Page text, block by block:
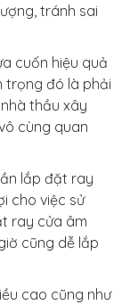
tránh sai
cuốn hiệu quả
trọng đó là phải
thầu xây
cùng quan
lắp đặt ray
cho việc sử
ray cửa âm
cũng dễ lắp
cao cũng như